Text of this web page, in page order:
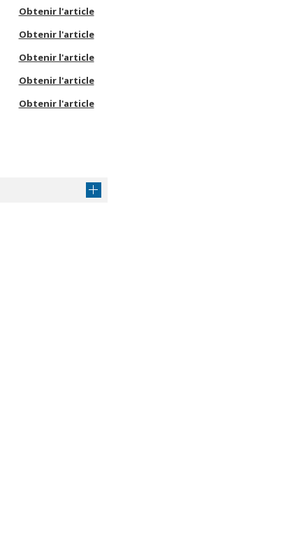
Obtenir l'article
Obtenir l'article
Obtenir l'article
Obtenir l'article
Obtenir l'article